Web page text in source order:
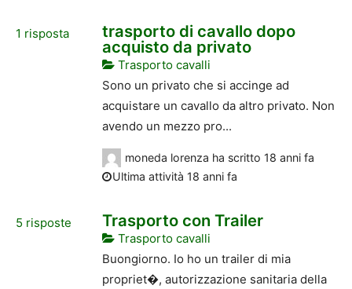
1 risposta
trasporto di cavallo dopo
acquisto da privato
Trasporto cavalli
Sono un privato che si accinge ad
acquistare un cavallo da altro privato. Non
avendo un mezzo pro...
moneda lorenza ha scritto 18 anni fa
Ultima attività 18 anni fa
5 risposte Trasporto con Trailer
Trasporto cavalli
Buongiorno. Io ho un trailer di mia
propriet�, autorizzazione sanitaria della